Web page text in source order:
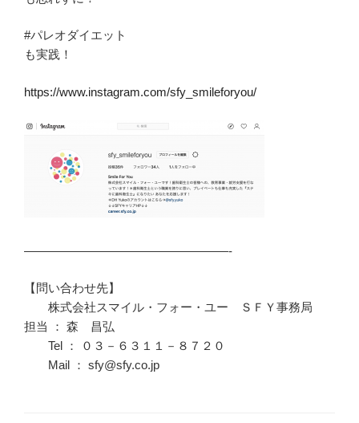
#パレオダイエット
も実践！
https://www.instagram.com/sfy_smileforyou/
—————————————————-
【問い合わせ先】
株式会社スマイル・フォー・ユー ＳＦＹ事務局
担当 ： 森 昌弘
Tel ： ０３－６３１１－８７２０
Mail ： sfy@sfy.co.jp